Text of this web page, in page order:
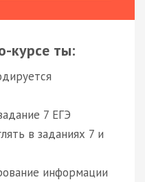
курсе ты:
7 ЕГЭ
в заданиях 7 и
информации